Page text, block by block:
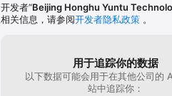
开发者“Beijing Honghu Yuntu
相关信息，请参阅开发者隐私政策 。
用于追踪你的数据
以下数据可能会用于在其他公司的
站中追踪你：